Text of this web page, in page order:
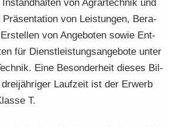
von Agrar­tech­nik und
von Leis­tun­gen, Be­ra­
von An­ge­bo­ten sowie Ent­
für Dienst­leis­tungs­an­ge­bo­te unter
Eine Be­son­der­heit die­ses Bil­
Lauf­zeit ist der Er­werb
T.